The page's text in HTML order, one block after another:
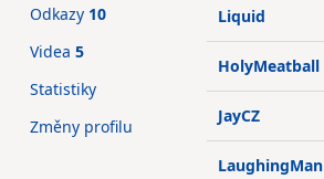
Liquid
HolyMeatball
JayCZ
LaughingMan
Odkazy 10
Videa 5
Statistiky
Změny profilu